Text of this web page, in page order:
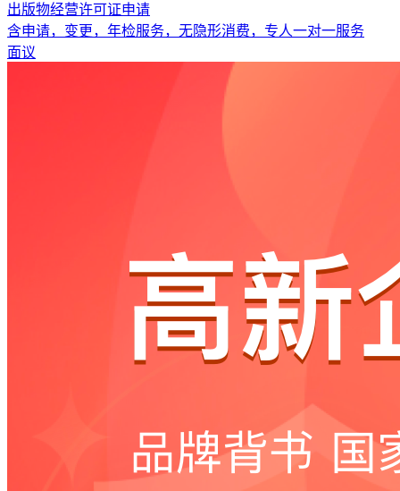
出版物经营许可证申请
含申请，变更，年检服务，无隐形消费，专人一对一服务
面议